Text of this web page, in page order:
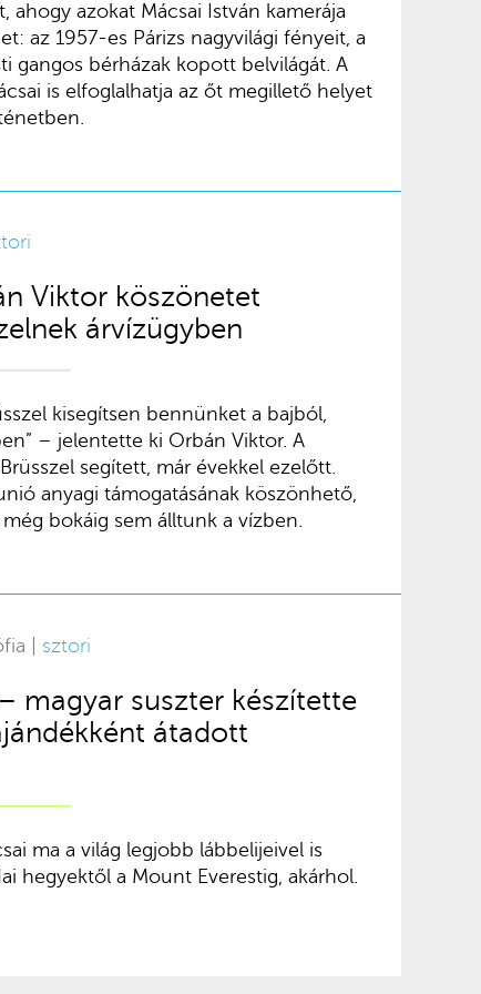
ahogy azokat Mácsai István kamerája
az 1957-es Párizs nagyvilági fényeit, a
gangos bérházak kopott belvilágát. A
is elfoglalhatja az őt megillető helyet
Viktor köszönetet
árvízügyben
kisegítsen bennünket a bajból,
– jelentette ki Orbán Viktor. A
segített, már évekkel ezelőtt.
anyagi támogatásának köszönhető,
bokáig sem álltunk a vízben.
| sztori
magyar suszter készítette
átadott
ma a világ legjobb lábbelijeivel is
hegyektől a Mount Everestig, akárhol.